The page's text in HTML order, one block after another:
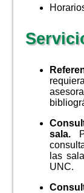
sala.
las
UNC.